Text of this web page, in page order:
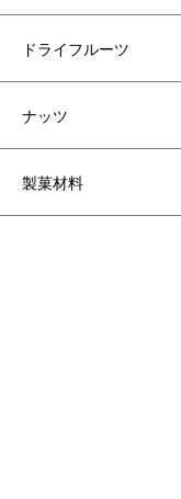
ドライフルーツ
ナッツ
製菓材料